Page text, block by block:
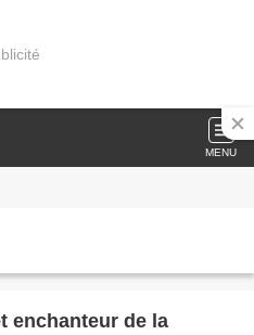
MENU
enchanteur de la